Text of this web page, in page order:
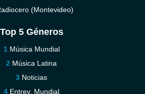
(Montevideo)
Top 5 Géneros
Música Mundial
Música Latina
Noticias
Entrev. Mundial